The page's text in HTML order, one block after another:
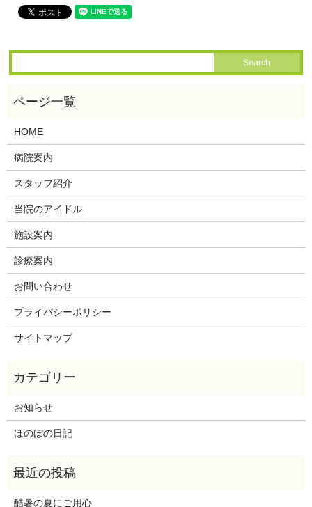
HOME
病院案内
スタッフ紹介
当院のアイドル
施設案内
診療案内
お問い合わせ
プライバシーポリシー
サイトマップ
お知らせ
ほのぼの日記
酷暑の夏にご用心